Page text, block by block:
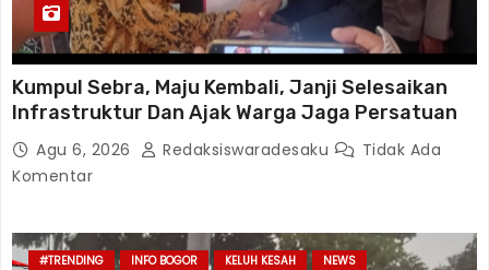
Kumpul Sebra, Maju Kembali, Janji Selesaikan
Infrastruktur Dan Ajak Warga Jaga Persatuan
Agu 6, 2026 Redaksiswaradesaku
Tidak Ada
Komentar
#TRENDING INFO BOGOR KELUH KESAH
NEWS